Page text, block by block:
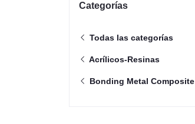
Categorías
Todas las categorías
Acrílicos-Resinas
Bonding Metal Composite